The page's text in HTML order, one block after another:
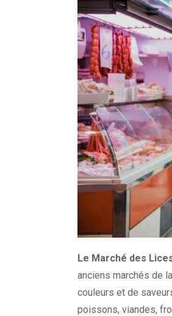
Le Marché des
anciens marchés de
couleurs et de
poissons, viandes,